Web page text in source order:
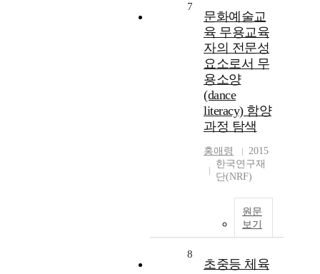
7
문화예술교
육 무용교육
자의 전문성
요소로서 무
용소양
(dance
literacy) 함양
과정 탐색
홍애령
2015
한국연구재
단(NRF)
원문
보기
8
초중등 체육